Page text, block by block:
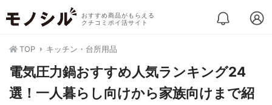
おすすめ商品がもらえる
クチコミポイ活サイト
TOP キッチン・台所用品
電気圧力鍋おすすめ人気ランキング24
選！一人暮らし向けから家族向けまで紹